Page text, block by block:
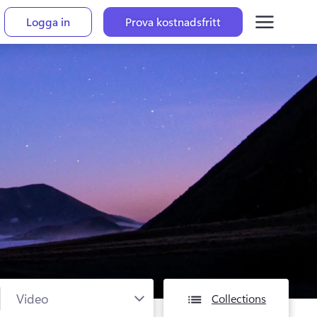
Logga in Prova kostnadsfritt
Collections